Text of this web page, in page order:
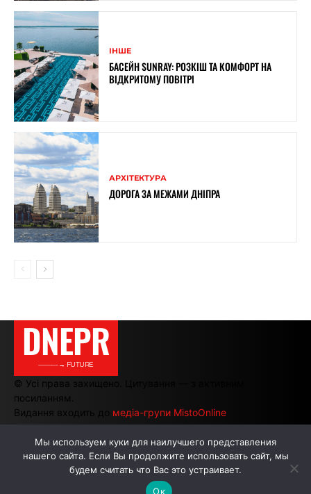
ІНШЕ
БАСЕЙН SUNRAY: РОЗКІШ ТА КОМФОРТ НА
ВІДКРИТОМУ ПОВІТРІ
АРХІТЕКТУРА
ДОРОГА ЗА МЕЖАМИ ДНІПРА
DNEPR
———→ FUTURE
© Усі права захищено. Цитування — з активним
посиланням.
Видання входить до медіа-групи MistoOnline
АВТОРИ РЕКЛАМА НА САЙТІ
Мы используем куки для наилучшего представления
нашего сайта. Если Вы продолжите использовать сайт, мы
будем считать что Вас это устраивает.
Ок